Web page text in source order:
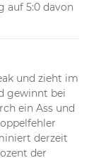
auf 5:0 davon
und zieht im
gewinnt bei
ein Ass und
derzeit
der